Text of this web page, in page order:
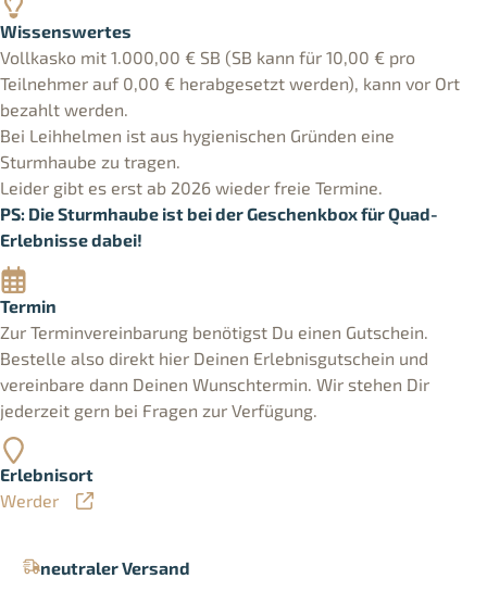
neutraler Versand
Wissenswertes
Vollkasko mit 1.000,00 € SB (SB kann für 10,00 € pro
Teilnehmer auf 0,00 € herabgesetzt werden), kann vor Ort
bezahlt werden.
Bei Leihhelmen ist aus hygienischen Gründen eine
Sturmhaube zu tragen.
Leider gibt es erst ab 2026 wieder freie Termine.
PS: Die Sturmhaube ist bei der Geschenkbox für Quad-
Erlebnisse dabei!
Termin
Zur Terminvereinbarung benötigst Du einen Gutschein.
Bestelle also direkt hier Deinen Erlebnisgutschein und
vereinbare dann Deinen Wunschtermin. Wir stehen Dir
jederzeit gern bei Fragen zur Verfügung.
Erlebnisort
Werder